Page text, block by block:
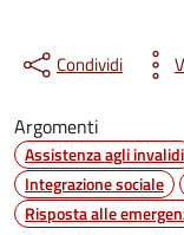
Condividi
Argomenti
Assistenza agli invalidi
Integrazione sociale
Risposta alle